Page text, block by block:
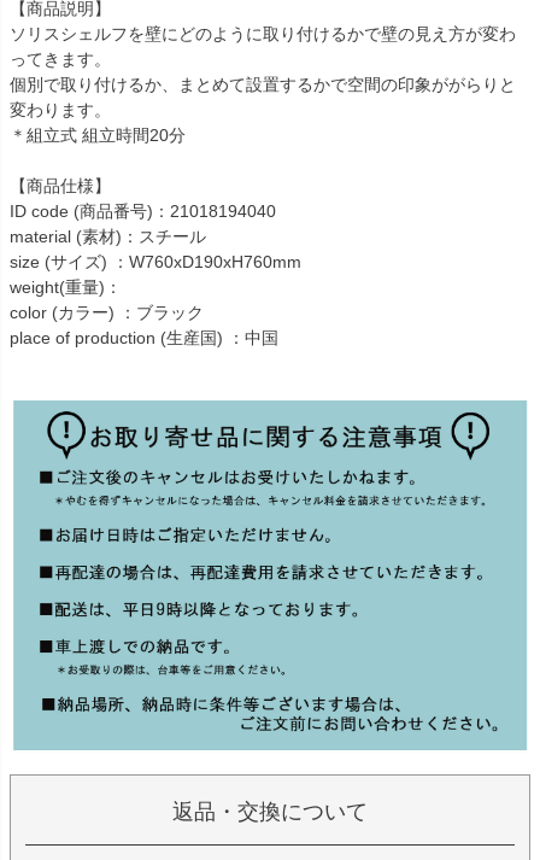
【商品説明】
ソリスシェルフを壁にどのように取り付けるかで壁の見え方が変わ
ってきます。
個別で取り付けるか、まとめて設置するかで空間の印象ががらりと
変わります。
＊組立式 組立時間20分
【商品仕様】
ID code (商品番号)：21018194040
material (素材)：スチール
size (サイズ) ：W760xD190xH760mm
weight(重量)：
color (カラー) ：ブラック
place of production (生産国) ：中国
返品・交換について